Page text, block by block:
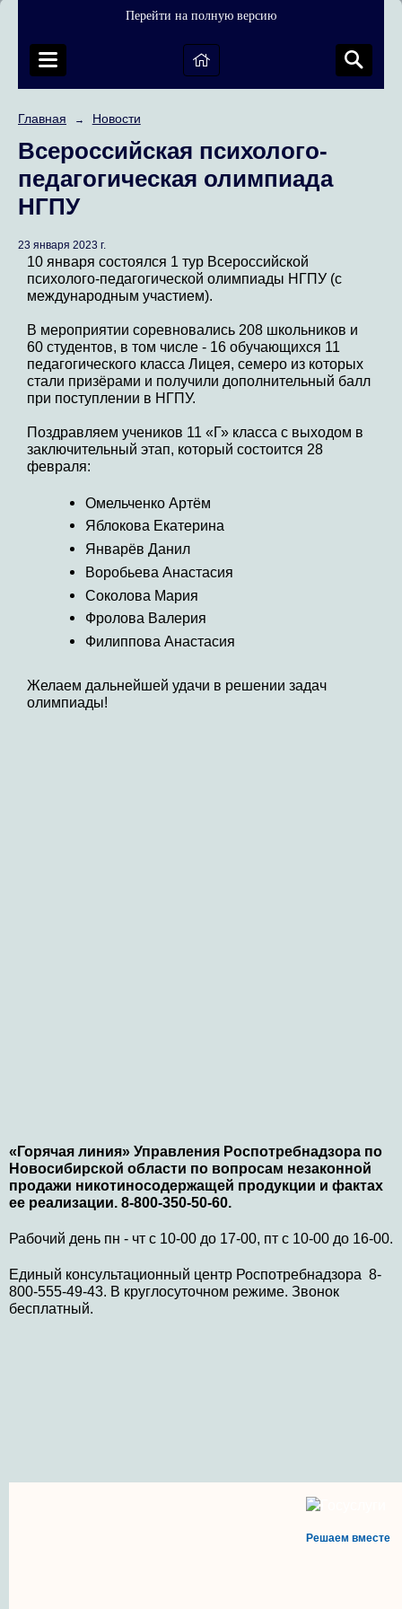
Перейти на полную версию
Главная → Новости
Всероссийская психолого-
педагогическая олимпиада
НГПУ
23 января 2023 г.
10 января состоялся 1 тур Всероссийской
психолого-педагогической олимпиады НГПУ (с
международным участием).
В мероприятии соревновались 208 школьников и
60 студентов, в том числе - 16 обучающихся 11
педагогического класса Лицея, семеро из которых
стали призёрами и получили дополнительный балл
при поступлении в НГПУ.
Поздравляем учеников 11 «Г» класса с выходом в
заключительный этап, который состоится 28
февраля:
Омельченко Артём
Яблокова Екатерина
Январёв Данил
Воробьева Анастасия
Соколова Мария
Фролова Валерия
Филиппова Анастасия
Желаем дальнейшей удачи в решении задач
олимпиады!
«Горячая линия» Управления Роспотребнадзора по
Новосибирской области по вопросам незаконной
продажи никотиносодержащей продукции и фактах
ее реализации. 8-800-350-50-60.
Рабочий день пн - чт с 10-00 до 17-00, пт с 10-00 до 16-00.
Единый консультационный центр Роспотребнадзора 8-
800-555-49-43. В круглосуточном режиме. Звонок
бесплатный.
Решаем вместе